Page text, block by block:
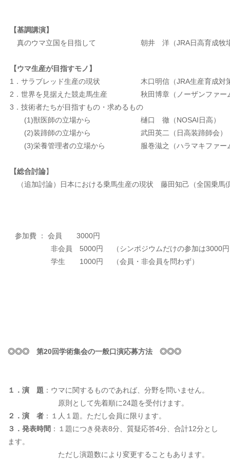
【基調講演】
真のウマ立国を目指して
朝井 洋（JRA日高育成牧
【ウマ生産が目指すモノ】
1．サラブレッド生産の現状
木口明信（JRA生産育成対
2．世界を見据えた競走馬生産
秋田博章（ノーザンファー
3．技術者たちが目指すもの・求めるもの
(1)獣医師の立場から
樋口 徹（NOSAI日高）
(2)装蹄師の立場から
武田英二（日高装蹄師会）
(3)栄養管理者の立場から
服巻滋之（ハラマキファー
【総合討論】
（追加討論）日本における乗馬生産の現状 藤田知己（全国乗馬
参加費 ： 会員 3000円
非会員 5000円 （シンポジウムだけの参加は3000円
学生 1000円 （会員・非会員を問わず）
◎◎◎ 第20回学術集会の一般口演応募方法 ◎◎◎
１．演 題 ：ウマに関するものであれば、分野を問いません。
原則として先着順に24題を受付けます。
２．演 者 ：１人１題。ただし会員に限ります。
３．発表時間 ：１題につき発表8分、質疑応答4分、合計12分とし
ます。
ただし演題数により変更することもあります。